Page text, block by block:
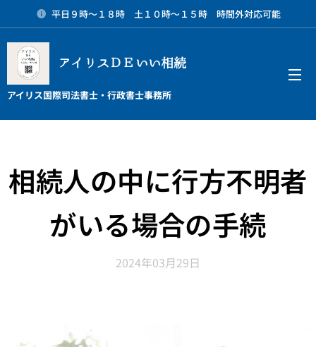
平日９時～１８時 土１０時～１５時 時間外対応可能
アイリスＤＥいい相続
アイリス国際司法書士・行政書士事務所
相続人の中に行方不明者
がいる場合の手続
2024年03月29日